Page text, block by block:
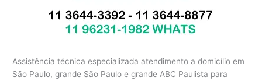
Assistência técnica especializada atendimento a domicílio em
São Paulo, grande São Paulo e grande ABC Paulista para